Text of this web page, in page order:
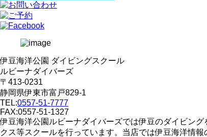
伊豆海洋公園 ダイビングスクール
ルビーナダイバーズ
〒413-0231
静岡県伊東市富戸829-1
TEL:0557-51-7777
FAX:0557-51-1327
伊豆海洋公園ルビーナダイバーズでは伊豆のダイビン
クス等スクールを行っています。当店では伊豆海洋情